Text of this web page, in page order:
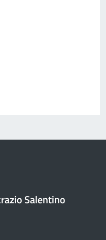
Salentino